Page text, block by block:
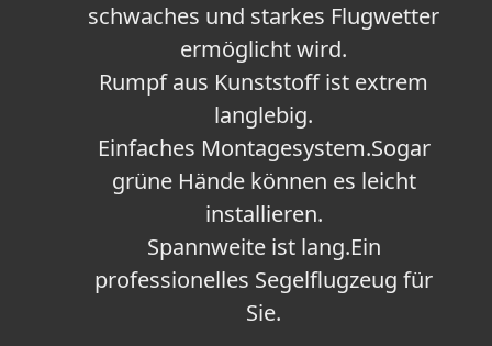
schwaches und starkes Flugwetter
ermöglicht wird.
Rumpf aus Kunststoff ist extrem
langlebig.
Einfaches Montagesystem.Sogar
grüne Hände können es leicht
installieren.
Spannweite ist lang.Ein
professionelles Segelflugzeug für
Sie.